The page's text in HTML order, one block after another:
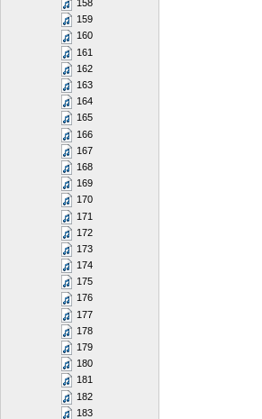
158
159
160
161
162
163
164
165
166
167
168
169
170
171
172
173
174
175
176
177
178
179
180
181
182
183